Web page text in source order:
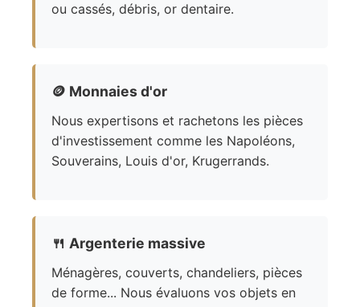
ou cassés, débris, or dentaire.
🪙 Monnaies d'or
Nous expertisons et rachetons les pièces
d'investissement comme les Napoléons,
Souverains, Louis d'or, Krugerrands.
🍴 Argenterie massive
Ménagères, couverts, chandeliers, pièces
de forme... Nous évaluons vos objets en